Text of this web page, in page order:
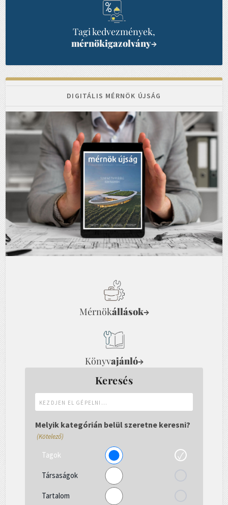
Tagi kedvezmények,
mérnökigazolvány→
DIGITÁLIS MÉRNÖK ÚJSÁG
Mérnökállások→
Könyvajánló→
Keresés
el
gépelni...
Melyik kategórián belül szeretne keresni?
(Kötelező)
Tagok
Társaságok
Tartalom